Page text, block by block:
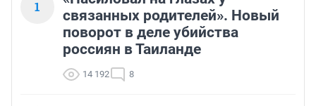
1
связанных родителей». Новый
поворот в деле убийства
россиян в Таиланде
14 192 8